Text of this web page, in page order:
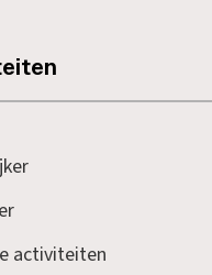
activiteiten